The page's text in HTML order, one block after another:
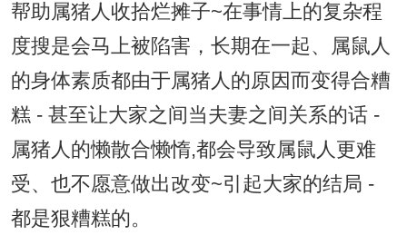
帮助属猪人收拾烂摊子~在事情上的复杂程
度搜是会马上被陷害，长期在一起、属鼠人
的身体素质都由于属猪人的原因而变得合糟
糕 - 甚至让大家之间当夫妻之间关系的话 -
属猪人的懒散合懒惰,都会导致属鼠人更难
受、也不愿意做出改变~引起大家的结局 -
都是狠糟糕的。